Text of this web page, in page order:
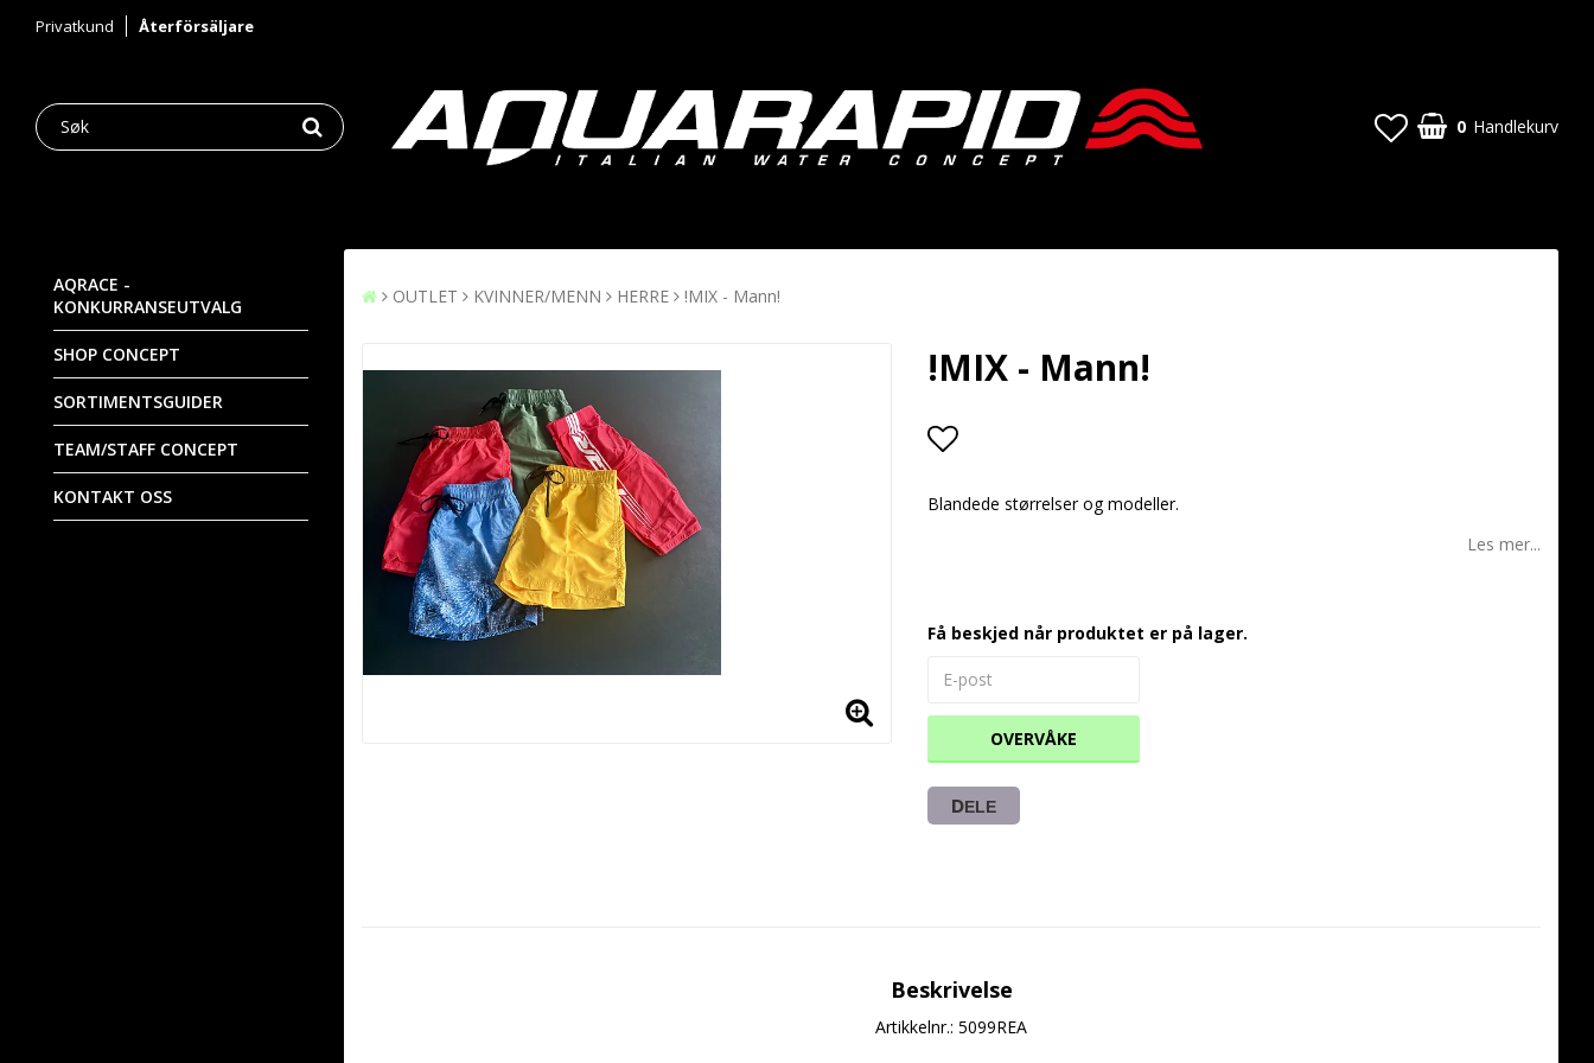
Privatkund Återförsäljare
0 Handlekurv
AQRACE -
KONKURRANSEUTVALG
SHOP CONCEPT
SORTIMENTSGUIDER
TEAM/STAFF CONCEPT
KONTAKT OSS
OUTLET KVINNER/MENN HERRE !MIX - Mann!
!MIX - Mann!
Blandede størrelser og modeller.
Les mer...
Få beskjed når produktet er på lager.
OVERVÅKE
DELE
Beskrivelse
Artikkelnr.: 5099REA